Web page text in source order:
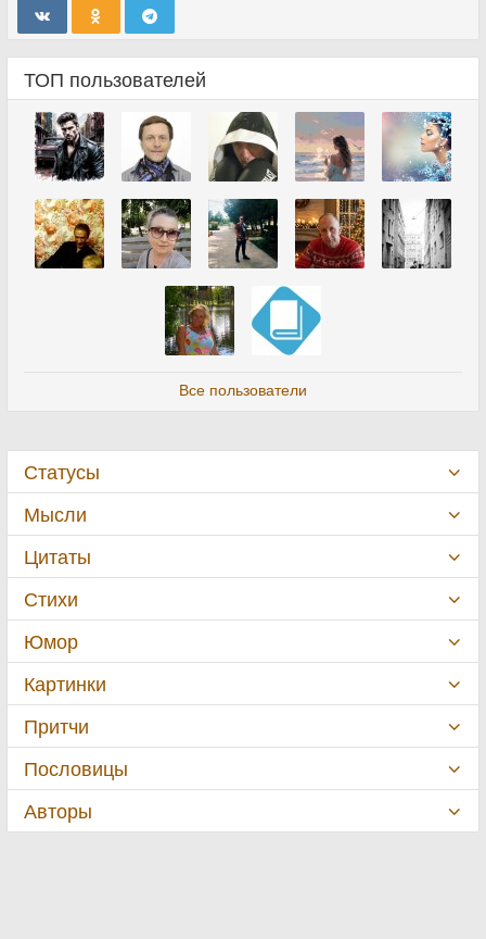
ТОП пользователей
Все пользователи
Статусы
Мысли
Цитаты
Стихи
Юмор
Картинки
Притчи
Пословицы
Авторы